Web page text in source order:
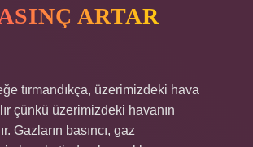
ARTAR
tırmandıkça, üzerimizdeki hava
çünkü üzerimizdeki havanın
Gazların basıncı, gaz